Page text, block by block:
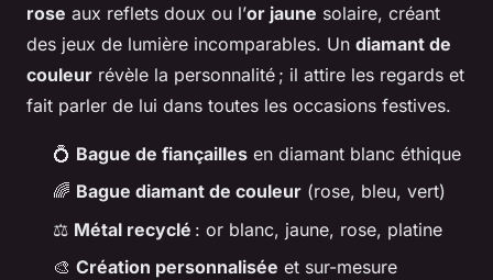
rose aux reflets doux ou l’or jaune solaire, créant
des jeux de lumière incomparables. Un diamant de
couleur révèle la personnalité ; il attire les regards et
fait parler de lui dans toutes les occasions festives.
💍 Bague de fiançailles en diamant blanc éthique
🌈 Bague diamant de couleur (rose, bleu, vert)
⚖️ Métal recyclé : or blanc, jaune, rose, platine
🎨 Création personnalisée et sur-mesure